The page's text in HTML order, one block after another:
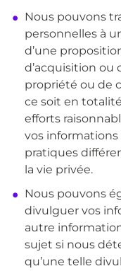
Nous pouvons
personnelles à
d’une
d’acquisition ou
propriété ou de
ce soit en
efforts
vos informations
pratiques
la vie privée.
Nous pouvons
divulguer vos
autre
sujet si nous
qu’une telle